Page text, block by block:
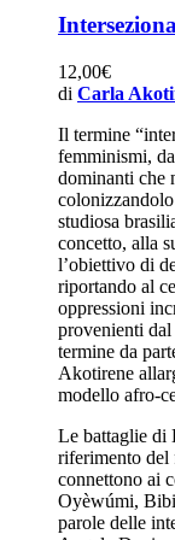
12,00€
di Carla
Il termine
femminismi,
dominanti che
studiosa
concetto, alla
l’obiettivo di
riportando al
oppressioni
provenienti
termine da
Akotirene
modello afro-
Le battaglie di
riferimento del
connettono ai
Oyèwúmi,
parole delle